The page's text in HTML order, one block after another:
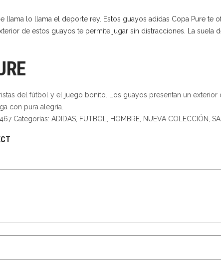
llama lo llama el deporte rey. Estos guayos adidas Copa Pure
de estos guayos te permite jugar sin distracciones. La
del fútbol y el juego bonito. Los guayos presentan un
con pura alegría.
Categorías: ADIDAS FUTBOL HOMBRE NUEVA COLECCIÓN